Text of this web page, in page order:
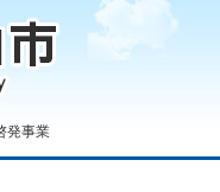
発事業